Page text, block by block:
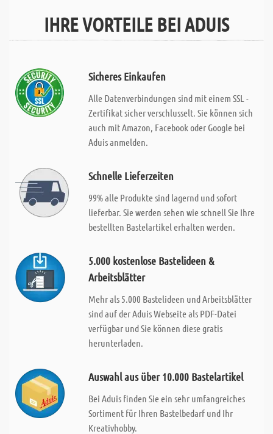
IHRE VORTEILE BEI ADUIS
Sicheres Einkaufen
Alle Datenverbindungen sind mit einem SSL -
Zertifikat sicher verschlusselt. Sie können sich
auch mit Amazon, Facebook oder Google bei
Aduis anmelden.
Schnelle Lieferzeiten
99% alle Produkte sind lagernd und sofort
lieferbar. Sie werden sehen wie schnell Sie Ihre
bestellten Bastelartikel erhalten werden.
5.000 kostenlose Bastelideen &
Arbeitsblätter
Mehr als 5.000 Bastelideen und Arbeitsblätter
sind auf der Aduis Webseite als PDF-Datei
verfügbar und Sie können diese gratis
herunterladen.
Auswahl aus über 10.000 Bastelartikel
Bei Aduis finden Sie ein sehr umfangreiches
Sortiment für Ihren Bastelbedarf und Ihr
Kreativhobby.